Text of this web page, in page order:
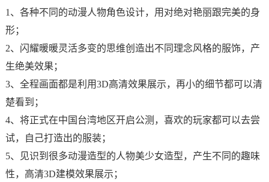
1、各种不同的动漫人物角色设计，用对绝对艳丽跟完美的身
形；
2、闪耀暖暖灵活多变的思维创造出不同理念风格的服饰，产
生绝美效果；
3、全程画面都是利用3D高清效果展示，再小的细节都可以清
楚看到；
4、将正式在中国台湾地区开启公测，喜欢的玩家都可以去尝
试，自己打造出的服装；
5、见识到很多动漫造型的人物美少女造型，产生不同的趣味
性，高清3D建模效果展示；